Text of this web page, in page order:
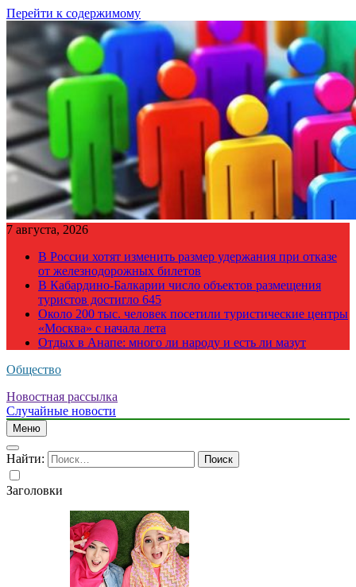
Перейти к содержимому
7 августа, 2026
В России хотят изменить размер удержания при отказе
от железнодорожных билетов
В Кабардино-Балкарии число объектов размещения
туристов достигло 645
Около 200 тыс. человек посетили туристические центры
«Москва» с начала лета
Отдых в Анапе: много ли народу и есть ли мазут
Общество
Новостная рассылка
Случайные новости
Меню
Найти:
Заголовки